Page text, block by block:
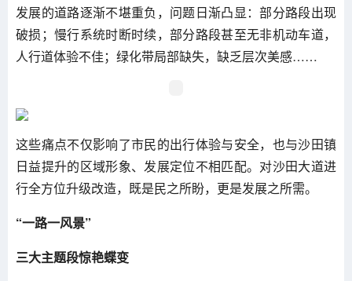
发展的道路逐渐不堪重负，问题日渐凸显：部分路段出现
破损；慢行系统时断时续，部分路段甚至无非机动车道，
人行道体验不佳；绿化带局部缺失，缺乏层次美感……
这些痛点不仅影响了市民的出行体验与安全，也与沙田镇
日益提升的区域形象、发展定位不相匹配。对沙田大道进
行全方位升级改造，既是民之所盼，更是发展之所需。
“一路一风景”
三大主题段惊艳蝶变